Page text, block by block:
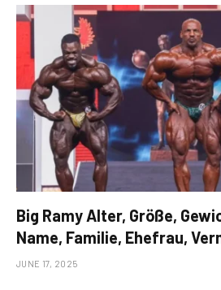
Big Ramy Alter, Größe,
Name, Familie, Ehefrau,
JUNE 17, 2025